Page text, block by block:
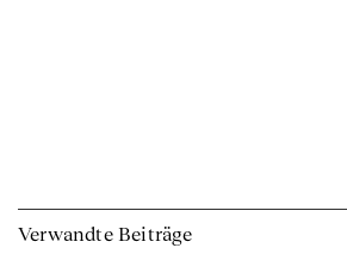
Verwandte Beiträge